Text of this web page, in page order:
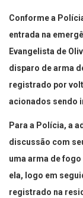
Conforme a
entrada na
Evangelista de
disparo de arma
registrado por
acionados sendo
Para a Polícia, a
discussão com
uma arma de
ela, logo em
registrado na